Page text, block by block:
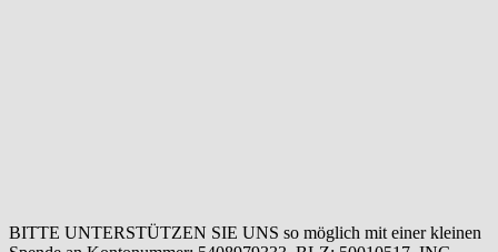
BITTE UNTERSTÜTZEN SIE UNS so möglich mit einer kleinen